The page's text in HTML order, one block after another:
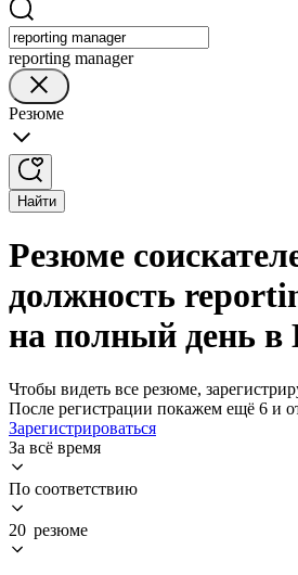
reporting manager
Резюме
Найти
Резюме
должность
на полный день в
Чтобы видеть все резюме,
После регистрации покажем ещё 6 и
Зарегистрироваться
За всё время
По соответствию
20 резюме